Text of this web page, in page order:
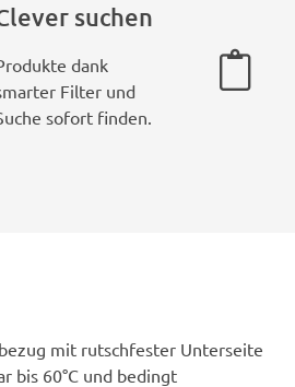
suchen
dank
Filter und
sofort finden.
mit rutschfester Unterseite
bis 60°C und bedingt